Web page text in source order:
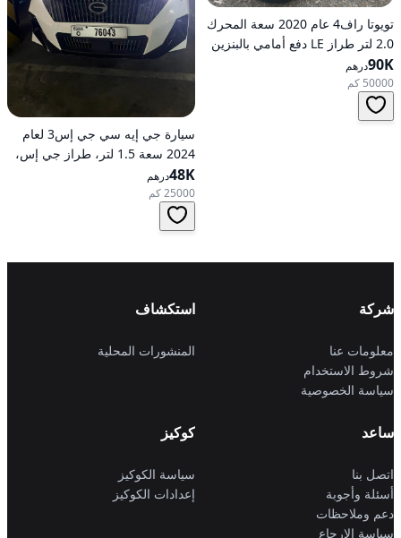
تويوتا راف4 عام 2020 سعة المحرك
2.0 لتر طراز LE دفع أمامي بالبنزين
أوتوماتيكي
90Kدرهم
50000 كم
سيارة جي إيه سي جي إس3 لعام
2024 سعة 1.5 لتر، طراز جي إس،
تعمل بالبنزين، ناقل حركة
أوتوماتيكي، دفع أمامي
48Kدرهم
25000 كم
شركة
معلومات عنا
شروط الاستخدام
سياسة الخصوصية
استكشاف
المنشورات المحلية
ساعد
اتصل بنا
أسئلة وأجوبة
دعم وملاحظات
سياسة الإرجاع
كوكيز
سياسة الكوكيز
إعدادات الكوكيز